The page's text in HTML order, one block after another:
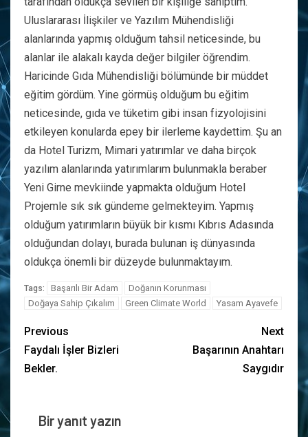
Uluslararası İlişkiler ve Yazılım Mühendisliği
alanlarında yapmış olduğum tahsil neticesinde, bu
alanlar ile alakalı kayda değer bilgiler öğrendim.
Haricinde Gıda Mühendisliği bölümünde bir müddet
eğitim gördüm. Yine görmüş olduğum bu eğitim
neticesinde, gıda ve tüketim gibi insan fizyolojisini
etkileyen konularda epey bir ilerleme kaydettim. Şu an
da Hotel Turizm, Mimari yatırımlar ve daha birçok
yazılım alanlarında yatırımlarım bulunmakla beraber
Yeni Girne mevkiinde yapmakta olduğum Hotel
Projemle sık sık gündeme gelmekteyim. Yapmış
olduğum yatırımların büyük bir kısmı Kıbrıs Adasında
olduğundan dolayı, burada bulunan iş dünyasında
oldukça önemli bir düzeyde bulunmaktayım.
Tags: Başarılı Bir Adam
Doğanın Korunması
Doğaya Sahip Çıkalım
Green Climate World Yasam Ayavefe
Previous
Faydalı İşler Bizleri
Bekler.
Next
Başarının Anahtarı
Saygıdır
Bir yanıt yazın